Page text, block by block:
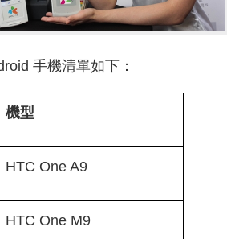
手機清單如下：
機型
HTC One A9
HTC One M9